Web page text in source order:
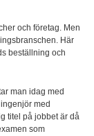
och företag. Men
Här
beställning och
man idag med
med
titel på jobbet är då
som